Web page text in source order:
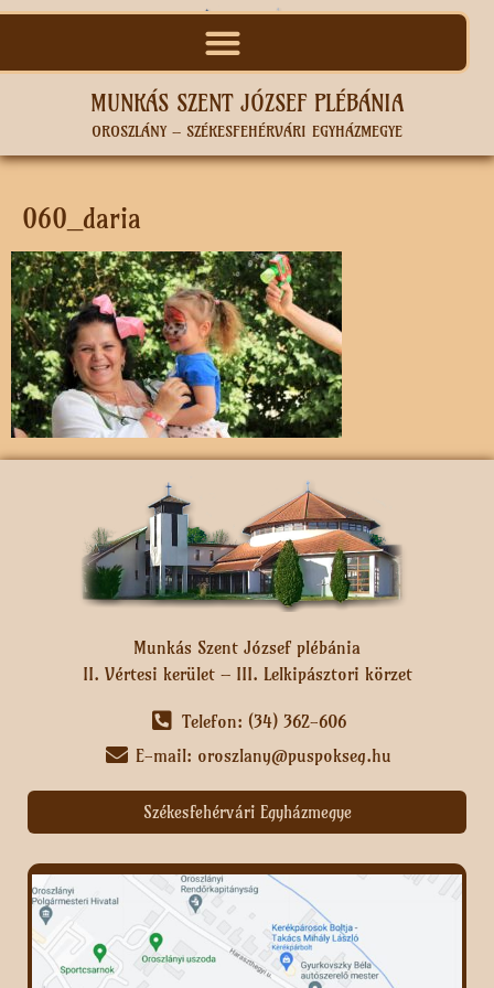
MUNKÁS SZENT JÓZSEF PLÉBÁNIA
OROSZLÁNY – SZÉKESFEHÉRVÁRI EGYHÁZMEGYE
060_daria
Munkás Szent József plébánia
II. Vértesi kerület – III. Lelkipásztori körzet
Telefon: (34) 362-606
E-mail: oroszlany@puspokseg.hu
Székesfehérvári Egyházmegye